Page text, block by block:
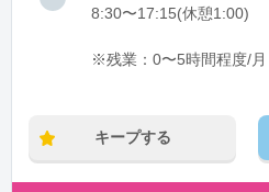
8:30〜17:15(休憩1:00)
※残業：0〜5時間程度/月
キープする